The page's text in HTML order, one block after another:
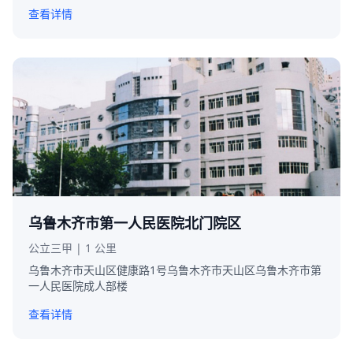
查看详情
乌鲁木齐市第一人民医院北门院区
公立三甲 | 1 公里
乌鲁木齐市天山区健康路1号乌鲁木齐市天山区乌鲁木齐市第
一人民医院成人部楼
查看详情